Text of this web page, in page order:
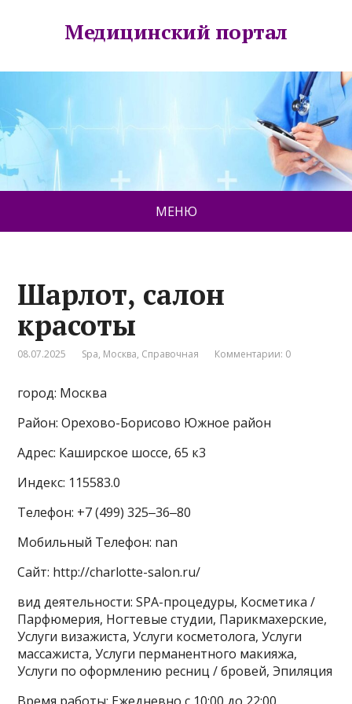
Медицинский портал
МЕНЮ
Шарлот, салон
красоты
08.07.2025 Spa, Москва, Справочная Комментарии: 0
город: Москва
Район: Орехово-Борисово Южное район
Адрес: Каширское шоссе, 65 к3
Индекс: 115583.0
Телефон: +7 (499) 325‒36‒80
Мобильный Телефон: nan
Сайт: http://charlotte-salon.ru/
вид деятельности: SPA-процедуры, Косметика /
Парфюмерия, Ногтевые студии, Парикмахерские,
Услуги визажиста, Услуги косметолога, Услуги
массажиста, Услуги перманентного макияжа,
Услуги по оформлению ресниц / бровей, Эпиляция